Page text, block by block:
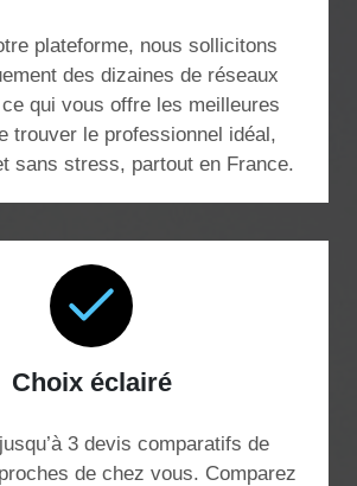
plateforme, nous sollicitons
des dizaines de réseaux
ce qui vous offre les meilleures
trouver le professionnel idéal,
sans stress, partout en France.
Choix éclairé
3 devis comparatifs de
de chez vous. Comparez